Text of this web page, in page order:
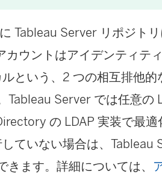
し
い
ウ
ィ
ン
ド
ウ
Tableau Server リポジト
カウントはアイデンティテ
という、2 つの相互排他的
Tableau Server では任意の
の LDAP 実装で最適
ていない場合は、Tableau
ます。詳細については、